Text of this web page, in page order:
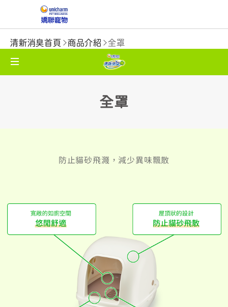
清新消臭首頁 商品介紹 全罩
全罩
防止貓砂飛濺，減少異味飄散